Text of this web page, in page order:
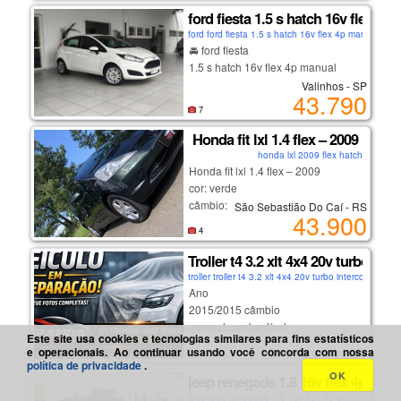
✅ motor 1.0 flex – baixo consumo
✅ câmbio manual de 5 marchas
✅ direção elétrica
✅ ar-condicionado
✅ vidros e travas elétricas
✅ monitoramento de pressão dos
pneus
✅ porta-malas funcional para o dia a
💰 valor: r$ 65.300
📄 documentação em dia
🛡️ garantia de fábrica renault
📲 chame agora e garanta o seu!
📞 whatsapp: (31) 98260-2712
📍 miranda autos
🚗 atendemos belo horizonte e todo
ford fiesta 1.5 s hatch 16v flex 4p
ford ford fiesta 1.5 s hatch 16v flex 4p manual
🚘 ford fiesta
1.5 s hatch 16v flex 4p manual
📅 2014/2015
💰 r$ 43790.00
- gasolina e álcool
- branco
- 4 portas
——————————————
✅ licenciado
——————————————
infos:
- 196000 km
informações adicionais:
✅ air bag do motorista
Valinhos - SP
43.790
7
Honda fit lxl 1.4 flex – 2009
honda lxl 2009 flex hatch
Honda fit lxl 1.4 flex – 2009
cor: verde
câmbio: manual
um dos carros mais confiáveis da
categoria! ideal para quem busca
economia, conforto e espaço
interno, com a qualidade honda que
todo mundo conhece.
🏷️ 43.900 à vista e 45.900 com
São Sebastião Do Caí - RS
43.900
4
Troller t4 3.2 xlt 4x4 20v turbo
troller troller t4 3.2 xlt 4x4 20v turbo intercooler
Ano
2015/2015 câmbio
manual combustível
diesel km
12300
manual chave reserva licenciado
Belo Horizonte - MG
jeep renegade 1.8 16v flex 4p
Este site usa cookies e tecnologias similares para fins estatísticos
e operacionais. Ao continuar usando você concorda com nossa
política de privacidade.
OK